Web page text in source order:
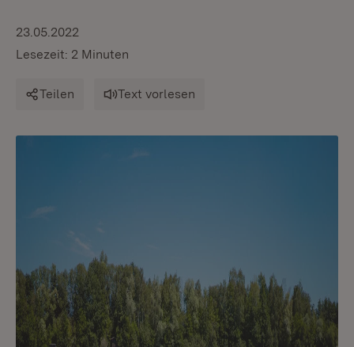
23.05.2022
Lesezeit: 2 Minuten
Teilen Text vorlesen